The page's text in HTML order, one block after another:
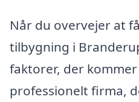
Når du overvejer at
tilbygning i
faktorer, der kommer
professionelt firma,